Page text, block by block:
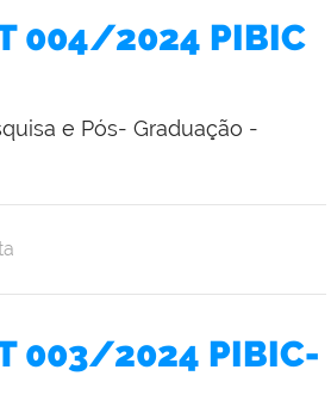
004/2024 PIBIC
e Pós- Graduação -
003/2024 PIBIC-